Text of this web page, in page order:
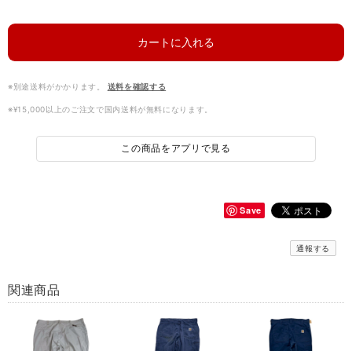
カートに入れる
※別途送料がかかります。 送料を確認する
※¥15,000以上のご注文で国内送料が無料になります。
この商品をアプリで見る
Save
通報する
関連商品